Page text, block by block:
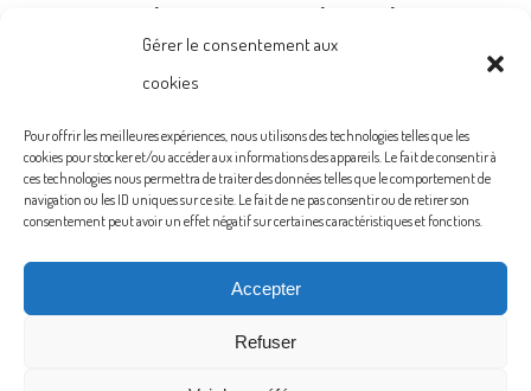
Gérer le consentement aux
cookies
Pour offrir les meilleures expériences, nous utilisons des technologies telles que les
cookies pour stocker et/ou accéder aux informations des appareils. Le fait de consentir à
ces technologies nous permettra de traiter des données telles que le comportement de
navigation ou les ID uniques sur ce site. Le fait de ne pas consentir ou de retirer son
consentement peut avoir un effet négatif sur certaines caractéristiques et fonctions.
Accepter
Refuser
Musée des cornemuses du Monde
A Cantoin, en savoir plus : lien à intégrer
Rodez avec le musée Soulages
En savoir plus :https://www.rodez-tourisme.fr
Conques, à 1h
En savoir plus :https://www.tourisme-